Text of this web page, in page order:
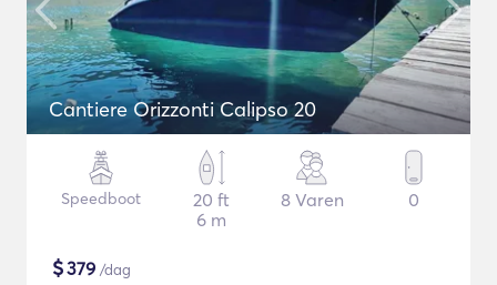
Cantiere Orizzonti Calipso 20
Speedboot
20 ft
6 m
8 Varen 0
$379 /dag